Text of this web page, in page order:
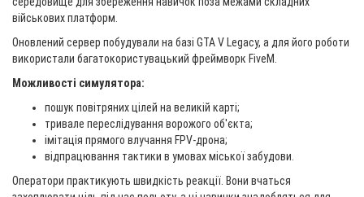
військових платформ.
Оновлений сервер побудували на базі GTA V Legacy, а для його роботи
використали багатокористувацький фреймворк FiveM.
Можливості симулятора:
пошук повітряних цілей на великій карті;
тривале переслідування ворожого об'єкта;
імітація прямого влучання FPV-дрона;
відпрацювання тактики в умовах міської забудови.
Оператори практикують швидкість реакції. Вони вчаться